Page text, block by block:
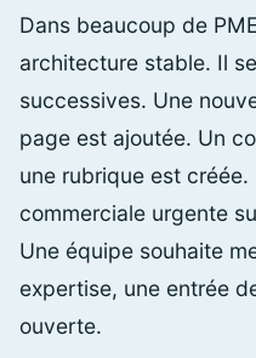
Dans beaucoup de
architecture stable. Il
successives. Une
page est ajoutée. Un
une rubrique est
commerciale urgente
Une équipe souhaite
expertise, une entrée
ouverte.